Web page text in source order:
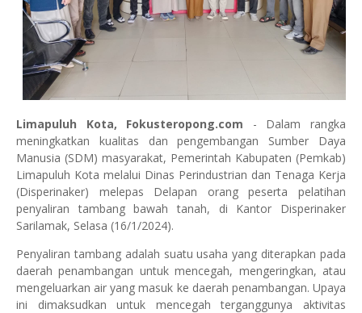
Limapuluh Kota, Fokusteropong.com - Dalam rangka
meningkatkan kualitas dan pengembangan Sumber Daya
Manusia (SDM) masyarakat, Pemerintah Kabupaten (Pemkab)
Limapuluh Kota melalui Dinas Perindustrian dan Tenaga Kerja
(Disperinaker) melepas Delapan orang peserta pelatihan
penyaliran tambang bawah tanah, di Kantor Disperinaker
Sarilamak, Selasa (16/1/2024).
Penyaliran tambang adalah suatu usaha yang diterapkan pada
daerah penambangan untuk mencegah, mengeringkan, atau
mengeluarkan air yang masuk ke daerah penambangan. Upaya
ini dimaksudkan untuk mencegah terganggunya aktivitas